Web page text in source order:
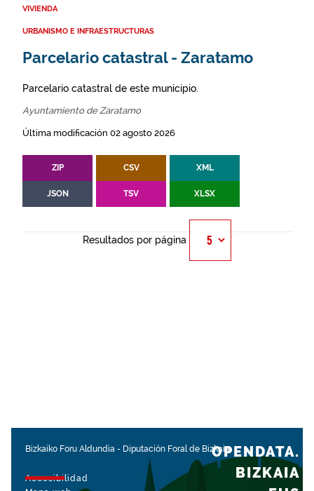
VIVIENDA
URBANISMO E INFRAESTRUCTURAS
Parcelario catastral - Zaratamo
Parcelario catastral de este municipio.
Ayuntamiento de Zaratamo
Última modificación 02 agosto 2026
ZIP CSV XML
JSON TSV XLSX
Resultados por página
Bizkaiko Foru Aldundia - Diputación Foral de Bizkaia
Accesibilidad
OPENDATA.
BIZKAIA